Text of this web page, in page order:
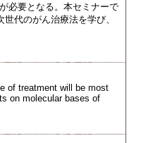
必要となる。本セミナーで
代のがん治療法を学び、
of treatment will be most
on molecular bases of